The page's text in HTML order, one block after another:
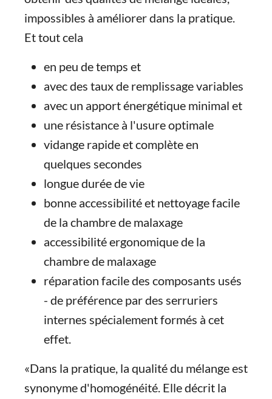
impossibles à améliorer dans la pratique.
Et tout cela
en peu de temps et
avec des taux de remplissage variables
avec un apport énergétique minimal et
une résistance à l'usure optimale
vidange rapide et complète en
quelques secondes
longue durée de vie
bonne accessibilité et nettoyage facile
de la chambre de malaxage
accessibilité ergonomique de la
chambre de malaxage
réparation facile des composants usés
- de préférence par des serruriers
internes spécialement formés à cet
effet.
«Dans la pratique, la qualité du mélange est
synonyme d'homogénéité. Elle décrit la